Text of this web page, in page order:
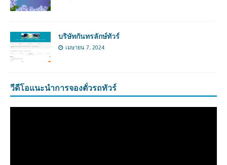
บริษัทกันทรลักษ์ทัวร์
เมษายน 7, 2024
วีดีโอแนะนำการจองตั๋วรถทัวร์